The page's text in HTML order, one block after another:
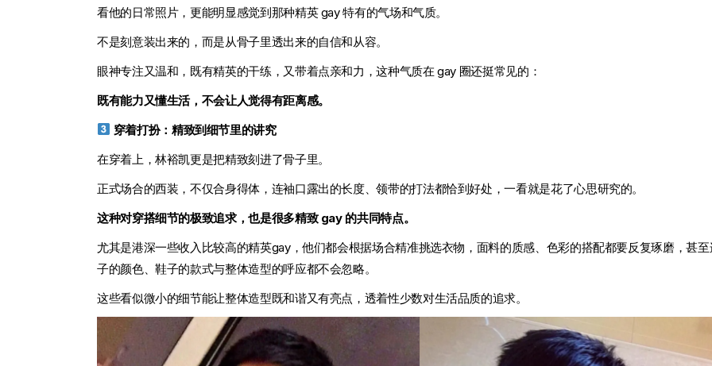
看他的日常照片，更能明显感觉到那种精英 gay 特有的气场和气质。
不是刻意装出来的，而是从骨子里透出来的自信和从容。
眼神专注又温和，既有精英的干练，又带着点亲和力，这种气质在 gay 圈还挺常见的：
既有能力又懂生活，不会让人觉得有距离感。
穿着打扮：精致到细节里的讲究
在穿着上，林裕凯更是把精致刻进了骨子里。
正式场合的西装，不仅合身得体，连袖口露出的长度、领带的打法都恰到好处，一看就是花了心思研究的。
这种对穿搭细节的极致追求，也是很多精致 gay 的共同特点。
尤其是港深一些收入比较高的精英gay，他们都会根据场合精准挑选衣物，面料的质感、色彩的搭配都要反复琢磨，甚
子的颜色、鞋子的款式与整体造型的呼应都不会忽略。
这些看似微小的细节能让整体造型既和谐又有亮点，透着性少数对生活品质的追求。